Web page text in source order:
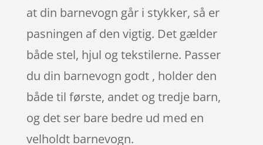
at din barnevogn går i stykker, så er
pasningen af den vigtig. Det gælder
både stel, hjul og tekstilerne. Passer
du din barnevogn godt , holder den
både til første, andet og tredje barn,
og det ser bare bedre ud med en
velholdt barnevogn.